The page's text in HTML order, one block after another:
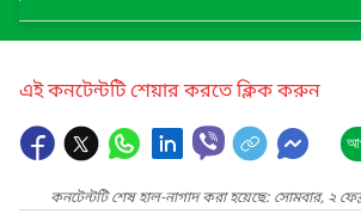
এই কনটেন্টটি শেয়ার করতে ক্লিক করুন
কনটেন্টটি শেষ হাল-নাগাদ করা হয়েছে: সোমবার, ২